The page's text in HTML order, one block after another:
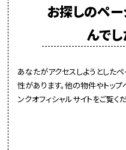
お探しのペ
んで
あなたがアクセスしようとした
性があります。他の物件やトッ
ンクオフィシャルサイトをご覧く